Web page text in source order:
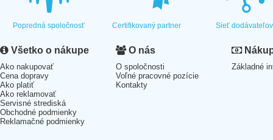
Popredná spoločnosť Certifikovaný partner Sieť dodávateľov
Všetko o nákupe
Ako nakupovať
Cena dopravy
Ako platiť
Ako reklamovať
Servisné strediská
Obchodné podmienky
Reklamačné podmienky
O nás
O spoločnosti
Voľné pracovné pozície
Kontakty
Základné